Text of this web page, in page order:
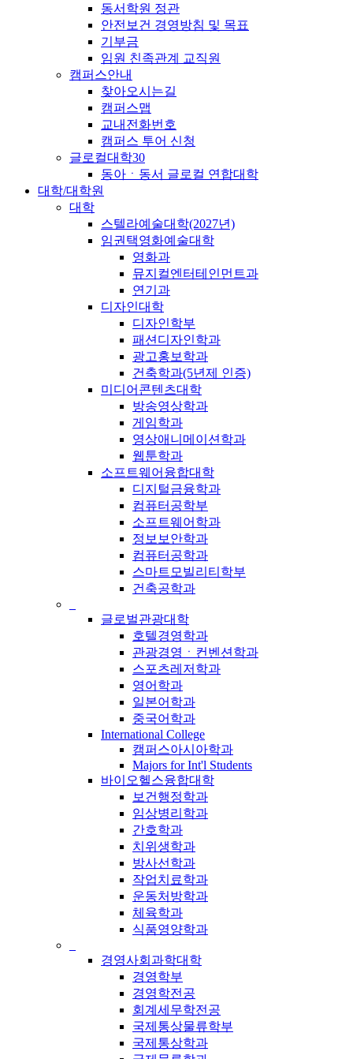
동서학원 정관
안전보건 경영방침 및 목표
기부금
임원 친족관계 교직원
캠퍼스안내
찾아오시는길
캠퍼스맵
교내전화번호
캠퍼스 투어 신청
글로컬대학30
동아ㆍ동서 글로컬 연합대학
대학/대학원
대학
스텔라예술대학(2027년)
임권택영화예술대학
영화과
뮤지컬엔터테인먼트과
연기과
디자인대학
디자인학부
패션디자인학과
광고홍보학과
건축학과(5년제 인증)
미디어콘텐츠대학
방송영상학과
게임학과
영상애니메이션학과
웹툰학과
소프트웨어융합대학
디지털금융학과
컴퓨터공학부
소프트웨어학과
정보보안학과
컴퓨터공학과
스마트모빌리티학부
건축공학과
글로벌관광대학
호텔경영학과
관광경영ㆍ컨벤션학과
스포츠레저학과
영어학과
일본어학과
중국어학과
International College
캠퍼스아시아학과
Majors for Int'l Students
바이오헬스융합대학
보건행정학과
임상병리학과
간호학과
치위생학과
방사선학과
작업치료학과
운동처방학과
체육학과
식품영양학과
경영사회과학대학
경영학부
경영학전공
회계세무학전공
국제통상물류학부
국제통상학과